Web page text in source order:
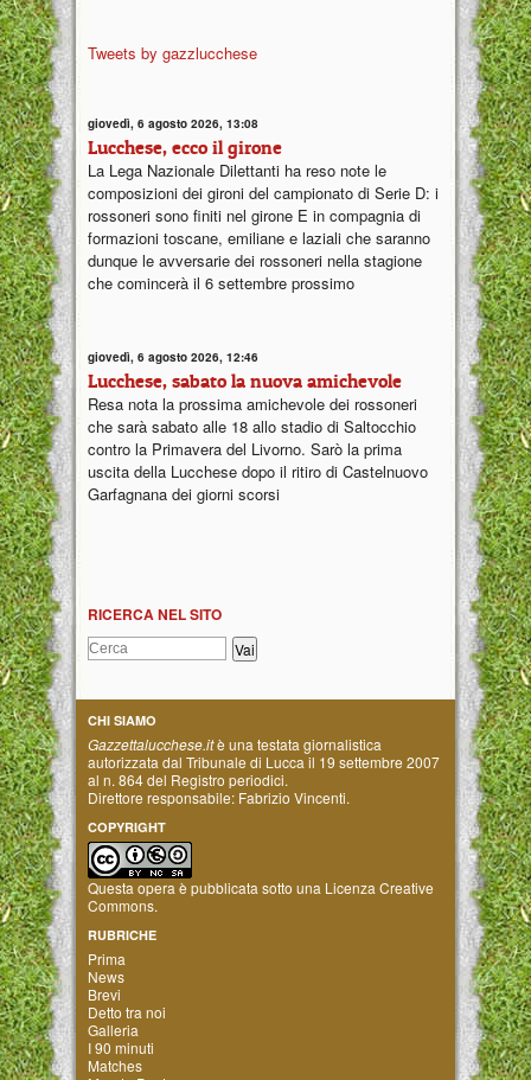
Tweets by gazzlucchese
giovedì, 6 agosto 2026, 13:08
Lucchese, ecco il girone
La Lega Nazionale Dilettanti ha reso note le
composizioni dei gironi del campionato di Serie D: i
rossoneri sono finiti nel girone E in compagnia di
formazioni toscane, emiliane e laziali che saranno
dunque le avversarie dei rossoneri nella stagione
che comincerà il 6 settembre prossimo
giovedì, 6 agosto 2026, 12:46
Lucchese, sabato la nuova amichevole
Resa nota la prossima amichevole dei rossoneri
che sarà sabato alle 18 allo stadio di Saltocchio
contro la Primavera del Livorno. Sarò la prima
uscita della Lucchese dopo il ritiro di Castelnuovo
Garfagnana dei giorni scorsi
RICERCA NEL SITO
CHI SIAMO
Gazzettalucchese.itè una testata giornalistica
autorizzata dal Tribunale di Lucca il 19 settembre 2007
al n. 864 del Registro periodici.
Direttore responsabile: Fabrizio Vincenti.
COPYRIGHT
Questa opera è pubblicata sotto una Licenza Creative
Commons.
RUBRICHE
Prima
News
Brevi
Detto tra noi
Galleria
I 90 minuti
Matches